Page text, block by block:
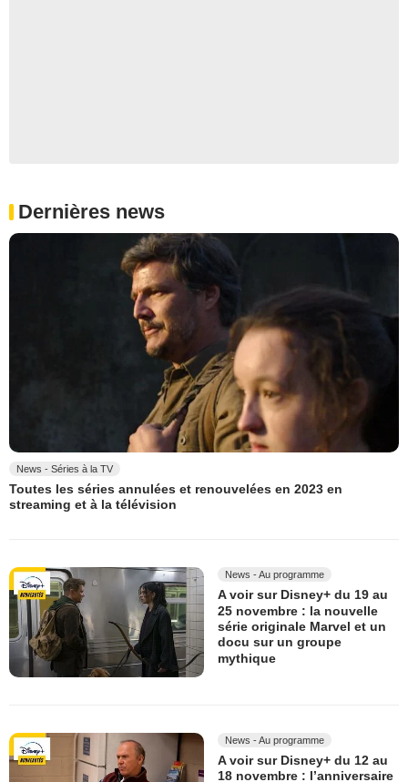
Dernières news
News - Séries à la TV
Toutes les séries annulées et renouvelées en 2023 en
streaming et à la télévision
News - Au programme
A voir sur Disney+ du 19 au
25 novembre : la nouvelle
série originale Marvel et un
docu sur un groupe
mythique
News - Au programme
A voir sur Disney+ du 12 au
18 novembre : l’anniversaire